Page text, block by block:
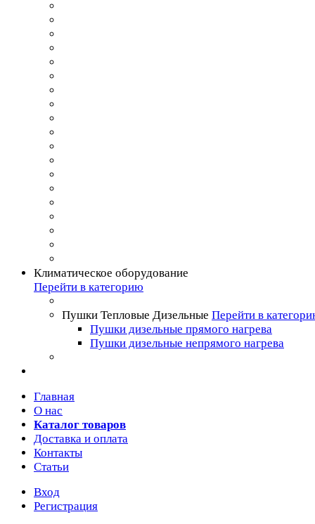
Климатическое оборудование
Перейти в категорию
Пушки Тепловые Дизельные Перейти в
Пушки дизельные прямого нагрева
Пушки дизельные непрямого нагрева
Главная
О нас
Каталог товаров
Доставка и оплата
Контакты
Статьи
Вход
Регистрация